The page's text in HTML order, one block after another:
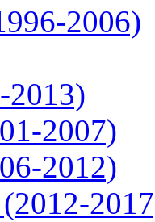
2006)
2013)
2007)
2012)